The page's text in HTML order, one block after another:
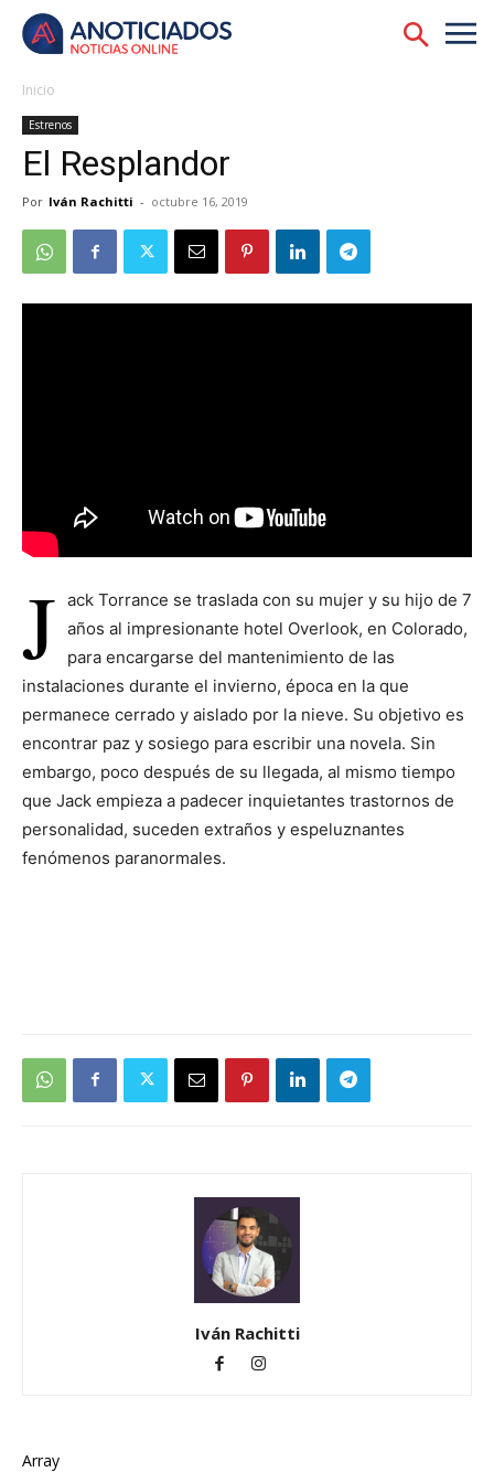
Inicio
Estrenos
El Resplandor
Por Iván Rachitti - octubre 16, 2019
J ack Torrance se traslada con su mujer y su hijo de 7
años al impresionante hotel Overlook, en Colorado,
para encargarse del mantenimiento de las
instalaciones durante el invierno, época en la que
permanece cerrado y aislado por la nieve. Su objetivo es
encontrar paz y sosiego para escribir una novela. Sin
embargo, poco después de su llegada, al mismo tiempo
que Jack empieza a padecer inquietantes trastornos de
personalidad, suceden extraños y espeluznantes
fenómenos paranormales.
Iván Rachitti
Array